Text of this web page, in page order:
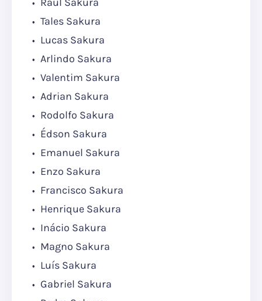
Tales Sakura
Lucas Sakura
Arlindo Sakura
Valentim Sakura
Adrian Sakura
Rodolfo Sakura
Édson Sakura
Emanuel Sakura
Enzo Sakura
Francisco Sakura
Henrique Sakura
Inácio Sakura
Magno Sakura
Luís Sakura
Gabriel Sakura